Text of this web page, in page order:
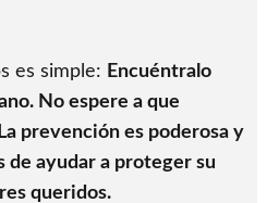
es simple: Encuéntralo
No espere a que
prevención es poderosa y
de ayudar a proteger su
queridos.